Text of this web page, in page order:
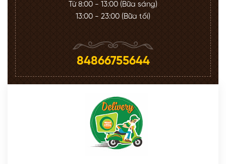
Từ 8:00 - 13:00 (Bữa sáng)
13:00 - 23:00 (Bữa tối)
84866755644